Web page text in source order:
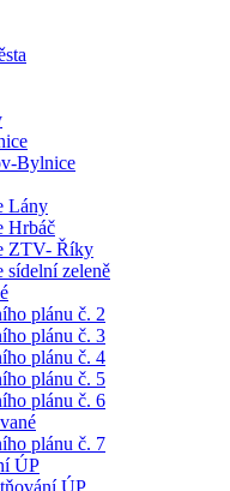
Bylnice
Lány
Hrbáč
ZTV- Říky
sídelní zeleně
plánu č. 2
plánu č. 3
plánu č. 4
plánu č. 5
plánu č. 6
plánu č. 7
ÚP
ÚP